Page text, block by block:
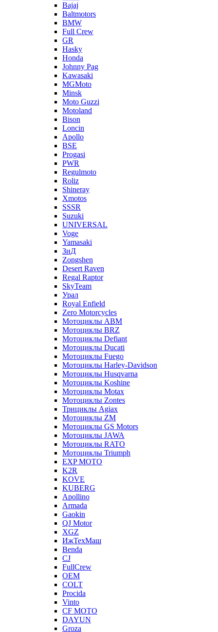
Bajaj
Baltmotors
BMW
Full Crew
GR
Hasky
Honda
Johnny Pag
Kawasaki
MGMoto
Minsk
Moto Guzzi
Motoland
Bison
Loncin
Apollo
BSE
Progasi
PWR
Regulmoto
Roliz
Shineray
Xmotos
SSSR
Suzuki
UNIVERSAL
Voge
Yamasaki
ЗиД
Zongshen
Desert Raven
Regal Raptor
SkyTeam
Урал
Royal Enfield
Zero Motorcycles
Мотоциклы ABM
Мотоциклы BRZ
Мотоциклы Defiant
Мотоциклы Ducati
Мотоциклы Fuego
Мотоциклы Harley-Davidson
Мотоциклы Husqvarna
Мотоциклы Koshine
Мотоциклы Motax
Мотоциклы Zontes
Трициклы Agiax
Мотоциклы ZM
Мотоциклы GS Motors
Мотоциклы JAWA
Мотоциклы RATO
Мотоциклы Triumph
EXP MOTO
K2R
KOVE
KUBERG
Apollino
Armada
Gaokin
QJ Motor
XGZ
ИжТехМаш
Benda
CJ
FullCrew
OEM
COLT
Procida
Vinto
CF MOTO
DAYUN
Groza